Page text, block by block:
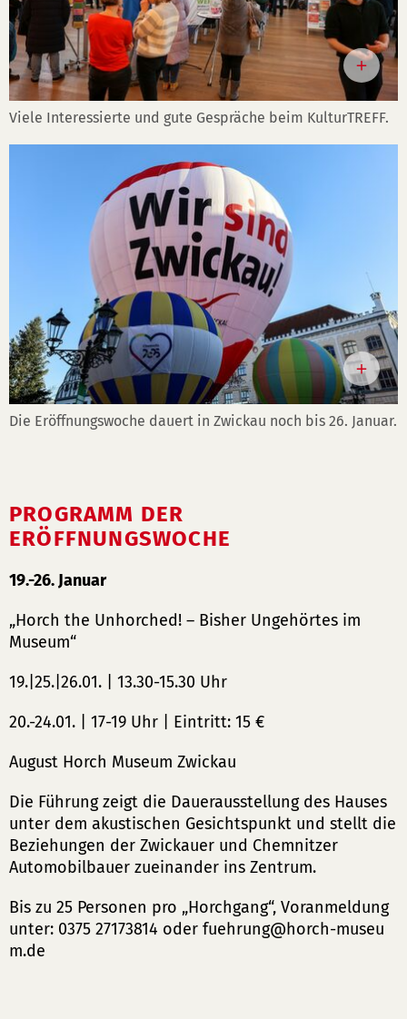
Viele Interessierte und gute Gespräche beim KulturTREFF.
Die Eröffnungswoche dauert in Zwickau noch bis 26. Januar.
PROGRAMM DER
ERÖFFNUNGSWOCHE
19.-26. Januar
„Horch the Unhorched! – Bisher Ungehörtes im
Museum“
19.|25.|26.01. | 13.30-15.30 Uhr
20.-24.01. | 17-19 Uhr | Eintritt: 15 €
August Horch Museum Zwickau
Die Führung zeigt die Dauerausstellung des Hauses
unter dem akustischen Gesichtspunkt und stellt die
Beziehungen der Zwickauer und Chemnitzer
Automobilbauer zueinander ins Zentrum.
Bis zu 25 Personen pro „Horchgang“, Voranmeldung
unter: 0375 27173814 oder fuehrung
horch-museu
m de